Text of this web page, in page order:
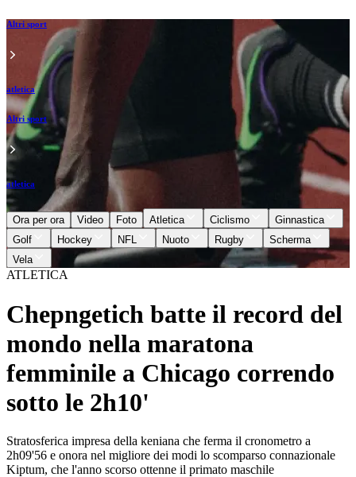
Altri sport
atletica
Altri sport
atletica
Ora per ora Video Foto Atletica Ciclismo
Ginnastica
Golf
Hockey NFL Nuoto Rugby
Scherma
Vela
ATLETICA
Chepngetich batte il record del
mondo nella maratona
femminile a Chicago correndo
sotto le 2h10'
Stratosferica impresa della keniana che ferma il cronometro a
2h09'56 e onora nel migliore dei modi lo scomparso connazionale
Kiptum, che l'anno scorso ottenne il primato maschile